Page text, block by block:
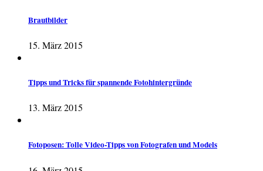
Brautbilder
15. März 2015
Tipps und Tricks für spannende Fotohintergründe
13. März 2015
Fotoposen: Tolle Video-Tipps von Fotografen und Models